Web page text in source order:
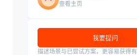
查看主页
我要提问
描述场景与已尝试方案，更容易获得